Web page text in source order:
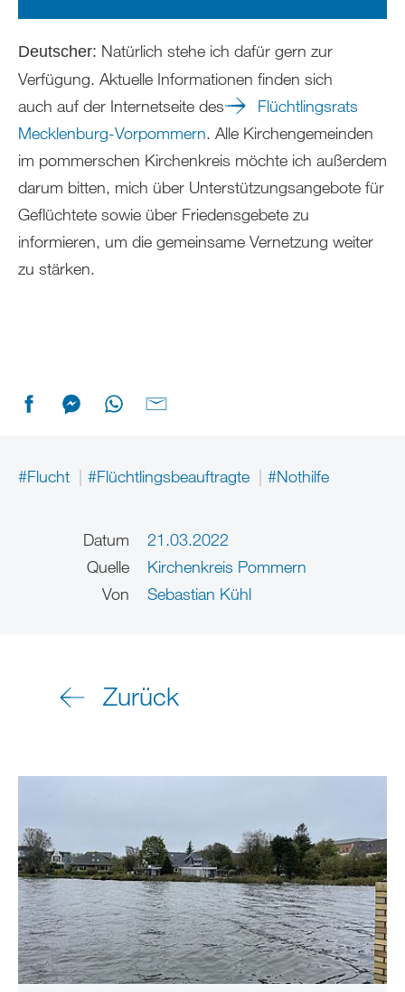
Deutscher: Natürlich stehe ich dafür gern zur
Verfügung. Aktuelle Informationen finden sich
auch auf der Internetseite des
Flüchtlingsrats
Mecklenburg-Vorpommern. Alle Kirchengemeinden
im pommerschen Kirchenkreis möchte ich außerdem
darum bitten, mich über Unterstützungsangebote für
Geflüchtete sowie über Friedensgebete zu
informieren, um die gemeinsame Vernetzung weiter
zu stärken.
#Flucht #Flüchtlingsbeauftragte #Nothilfe
Datum
21.03.2022
Quelle
Kirchenkreis Pommern
Von
Sebastian Kühl
Zurück